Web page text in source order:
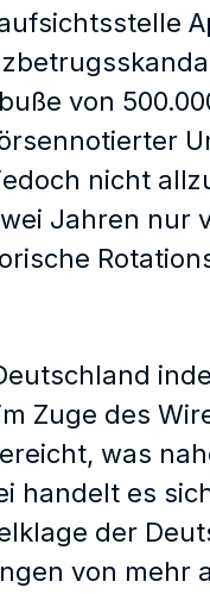
von
nicht
Jahren nur
Zuge des
was
handelt es
der
von mehr